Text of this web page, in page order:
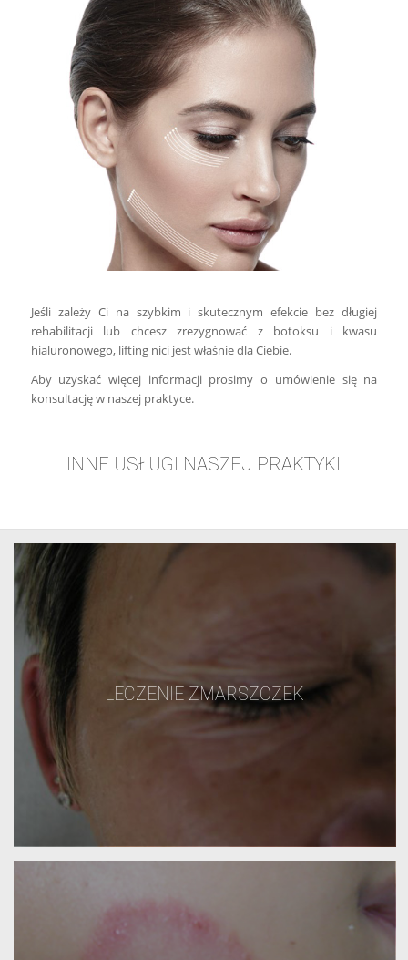
Jeśli zależy Ci na szybkim i skutecznym efekcie bez długiej
rehabilitacji lub chcesz zrezygnować z botoksu i kwasu
hialuronowego, lifting nici jest właśnie dla Ciebie.
Aby uzyskać więcej informacji prosimy o umówienie się na
konsultację w naszej praktyce.
INNE USŁUGI NASZEJ PRAKTYKI
LECZENIE ZMARSZCZEK